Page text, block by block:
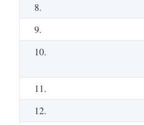
8.
9.
10.
11.
12.